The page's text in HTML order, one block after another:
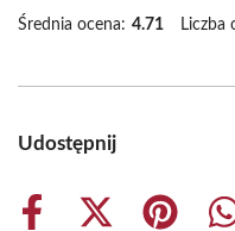
Średnia ocena: 4.71 Liczba
Udostępnij
Share
Share
Share